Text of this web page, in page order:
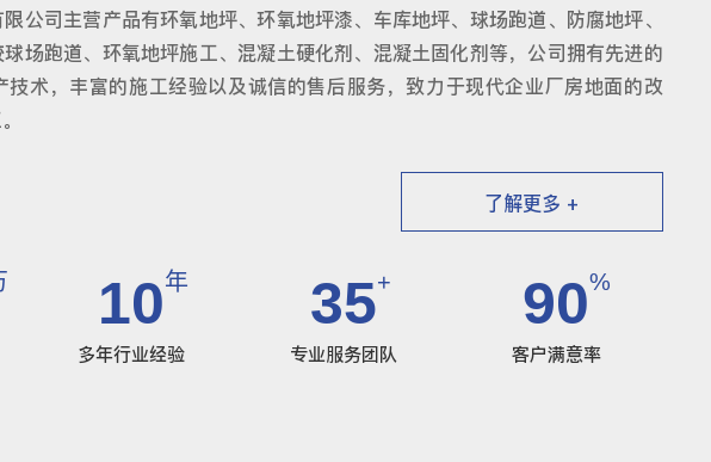
公司主营产品有环氧地坪、环氧地坪漆、车库地坪、球场跑道、防腐地坪、
场跑道、环氧地坪施工、混凝土硬化剂、混凝土固化剂等，公司拥有先进的
技术，丰富的施工经验以及诚信的售后服务，致力于现代企业厂房地面的改
了解更多 +
10年
多年行业经验
35+
专业服务团队
90%
客户满意率